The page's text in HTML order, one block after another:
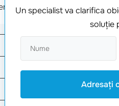
transforma visul tău digital
exemplublog.ro
exemplumarche.com
Un specialist va clarifica
soluţie
Adresaţi